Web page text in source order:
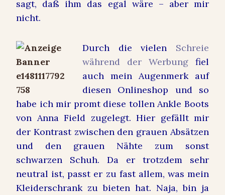
sagt, daß ihm das egal wäre – aber mir
nicht.
Durch die vielen Schreie
während der Werbung fiel
auch mein Augenmerk auf
diesen Onlineshop und so
habe ich mir promt diese tollen Ankle Boots
von Anna Field zugelegt. Hier gefällt mir
der Kontrast zwischen den grauen Absätzen
und den grauen Nähte zum sonst
schwarzen Schuh. Da er trotzdem sehr
neutral ist, passt er zu fast allem, was mein
Kleiderschrank zu bieten hat. Naja, bin ja